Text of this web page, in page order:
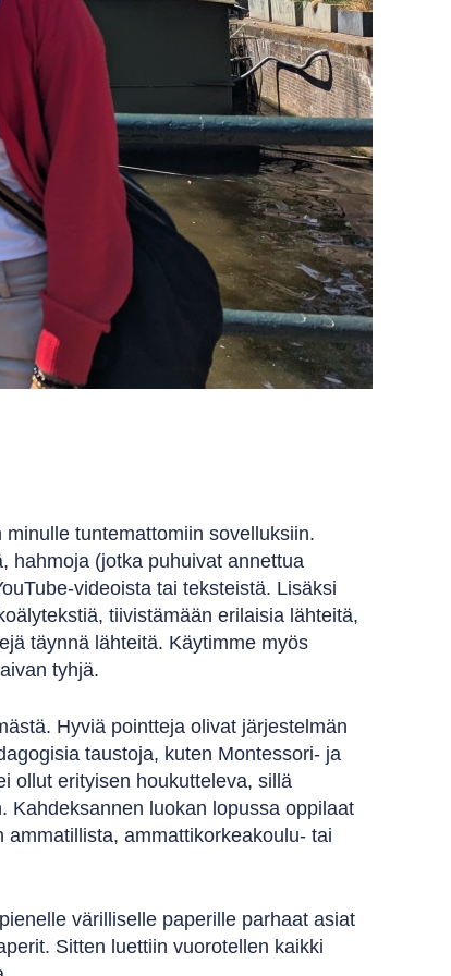
tuntemattomiin sovelluksiin.
hahmoja (jotka puhuivat annettua
videoista tai teksteistä. Lisäksi
tiivistämään erilaisia lähteitä,
täynnä lähteitä. Käytimme myös
tyhjä.
Hyviä pointteja olivat järjestelmän
taustoja, kuten Montessori- ja
ollut erityisen houkutteleva, sillä
Kahdeksannen luokan lopussa oppilaat
ammattikorkeakoulu- tai
värilliselle paperille parhaat asiat
Sitten luettiin vuorotellen kaikki